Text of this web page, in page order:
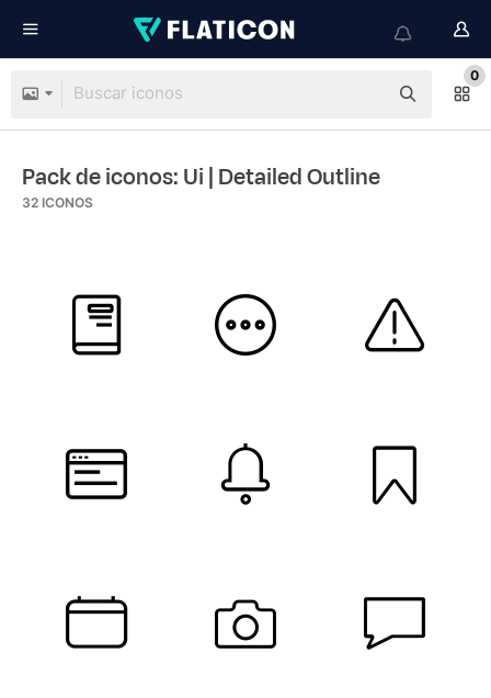
0
Pack de iconos: Ui | Detailed Outline
32 ICONOS